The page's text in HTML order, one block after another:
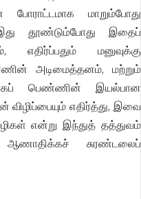
மாறும்போது
தூண்டும்போது இதைப்
மனுவுக்கு
அடிமைத்தனம், மற்றும்
பெண்ணின் இயல்பான
எதிர்த்து, இவை
என்று இந்துத் தத்துவம்
சுரண்டலைப்